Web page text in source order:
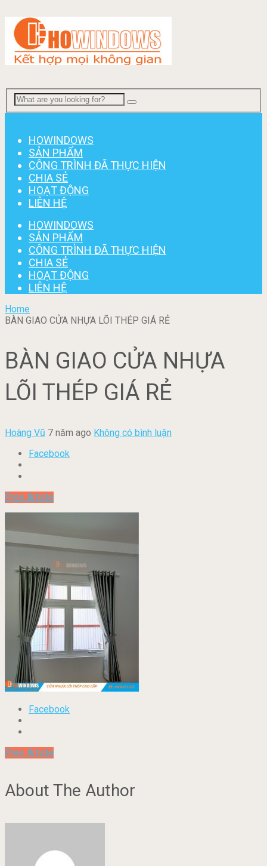
HOWINDOWS
SẢN PHẨM
CÔNG TRÌNH ĐÃ THỰC HIỆN
CHIA SẺ
HOẠT ĐỘNG
LIÊN HỆ
HOWINDOWS
SẢN PHẨM
CÔNG TRÌNH ĐÃ THỰC HIỆN
CHIA SẺ
HOẠT ĐỘNG
LIÊN HỆ
Home
BÀN GIAO CỬA NHỰA LÕI THÉP GIÁ RẺ
BÀN GIAO CỬA NHỰA
LÕI THÉP GIÁ RẺ
Hoàng Vũ 7 năm ago Không có bình luận
Facebook
Prev Article
Facebook
Prev Article
About The Author